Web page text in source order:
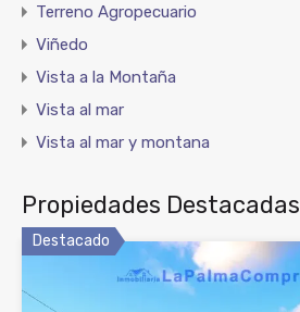
Terreno Agropecuario
Viñedo
Vista a la Montaña
Vista al mar
Vista al mar y montana
Propiedades Destacadas
Destacado